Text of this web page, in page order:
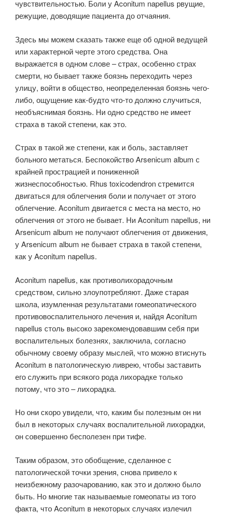
чувствительностью. Боли у Aconitum napellus рвущие,
режущие, доводящие пациента до отчаяния.
Здесь мы можем сказать также еще об одной ведущей
или характерной черте этого средства. Она
выражается в одном слове – страх, особенно страх
смерти, но бывает также боязнь переходить через
улицу, войти в общество, неопределенная боязнь чего-
либо, ощущение как-будто что-то должно случиться,
необъяснимая боязнь. Ни одно средство не имеет
страха в такой степени, как это.
Страх в такой же степени, как и боль, заставляет
больного метаться. Беспокойство Arsenicum album с
крайней прострацией и пониженной
жизнеспособностью. Rhus toxicodendron стремится
двигаться для облегчения боли и получает от этого
облегчение. Aconitum двигается с места на место, но
облегчения от этого не бывает. Ни Aconitum napellus, ни
Arsenicum album не получают облегчения от движения,
у Arsenicum album не бывает страха в такой степени,
как у Aconitum napellus.
Aconitum napellus, как противолихорадочным
средством, сильно злоупотребляют. Даже старая
школа, изумленная результатами гомеопатического
противовоспалительного лечения и, найдя Aconitum
napellus столь высоко зарекомендовавшим себя при
воспалительных болезнях, заключила, согласно
обычному своему образу мыслей, что можно втиснуть
Aconitum в патологическую ливрею, чтобы заставить
его служить при всякого рода лихорадке только
потому, что это – лихорадка.
Но они скоро увидели, что, каким бы полезным он ни
был в некоторых случаях воспалительной лихорадки,
он совершенно бесполезен при тифе.
Таким образом, это обобщение, сделанное с
патологической точки зрения, снова привело к
неизбежному разочарованию, как это и должно было
быть. Но многие так называемые гомеопаты из того
факта, что Aconitum в некоторых случаях излечил